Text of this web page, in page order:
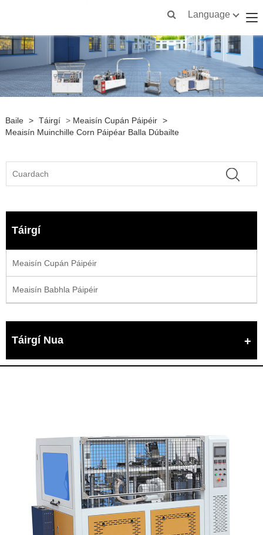
Language
Baile > Táirgí > Meaisín Cupán Páipéir >
Meaisín Muinchille Corn Páipéar Balla Dúbailte
Táirgí
Meaisín Cupán Páipéir
Meaisín Babhla Páipéir
Táirgí Nua